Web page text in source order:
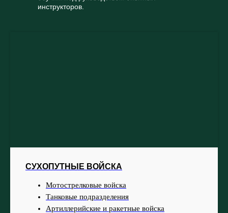
инструкторов.
СУХОПУТНЫЕ ВОЙСКА
Мотострелковые войска
Танковые подразделения
Артиллерийские и ракетные войска